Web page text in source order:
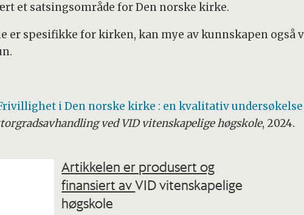
et satsingsområde for Den norske kirke.
er spesifikke for kirken, kan mye av kunnskapen
i Den norske kirke : en kvalitativ
ved VID vitenskapelige høgskole, 2024.
Artikkelen er produsert og
finansiert avVID vitenskapelige
høgskole